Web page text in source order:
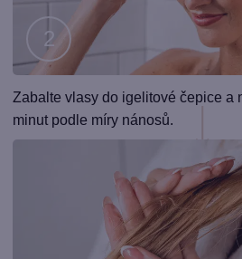
Krok
2
Zabalte vlasy do igelitové čepice a
minut podle míry nánosů.